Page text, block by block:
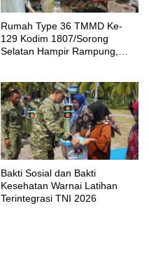
Rumah Type 36 TMMD Ke-
129 Kodim 1807/Sorong
Selatan Hampir Rampung,
Warga
Bakti Sosial dan Bakti
Kesehatan Warnai Latihan
Terintegrasi TNI 2026